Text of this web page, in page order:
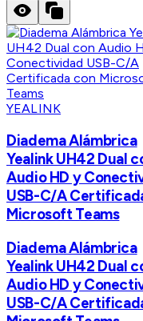
YEALINK
Diadema Alámbrica
Yealink UH42 Dual
Audio HD y
USB-C/A
Microsoft Teams
Diadema Alámbrica
Yealink UH42 Dual
Audio HD y
USB-C/A